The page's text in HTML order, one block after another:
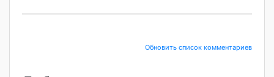
Обновить список комментариев